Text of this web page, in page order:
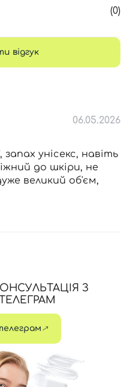
(0)
відгук
06.05.2026
унісекс, навіть
до шкіри, не
великий об'єм,
З